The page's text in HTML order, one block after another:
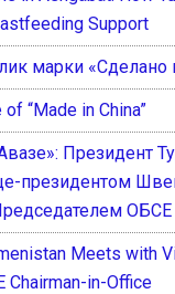
Support
марки «Сделано
“Made in China”
Президент
президентом
ОБСЕ
Meets with
Chairman-in-Office